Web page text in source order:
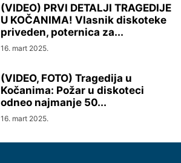
(VIDEO) PRVI DETALJI TRAGEDIJE
U KOČANIMA! Vlasnik diskoteke
priveden, poternica za...
16. mart 2025.
(VIDEO, FOTO) Tragedija u
Kočanima: Požar u diskoteci
odneo najmanje 50...
16. mart 2025.